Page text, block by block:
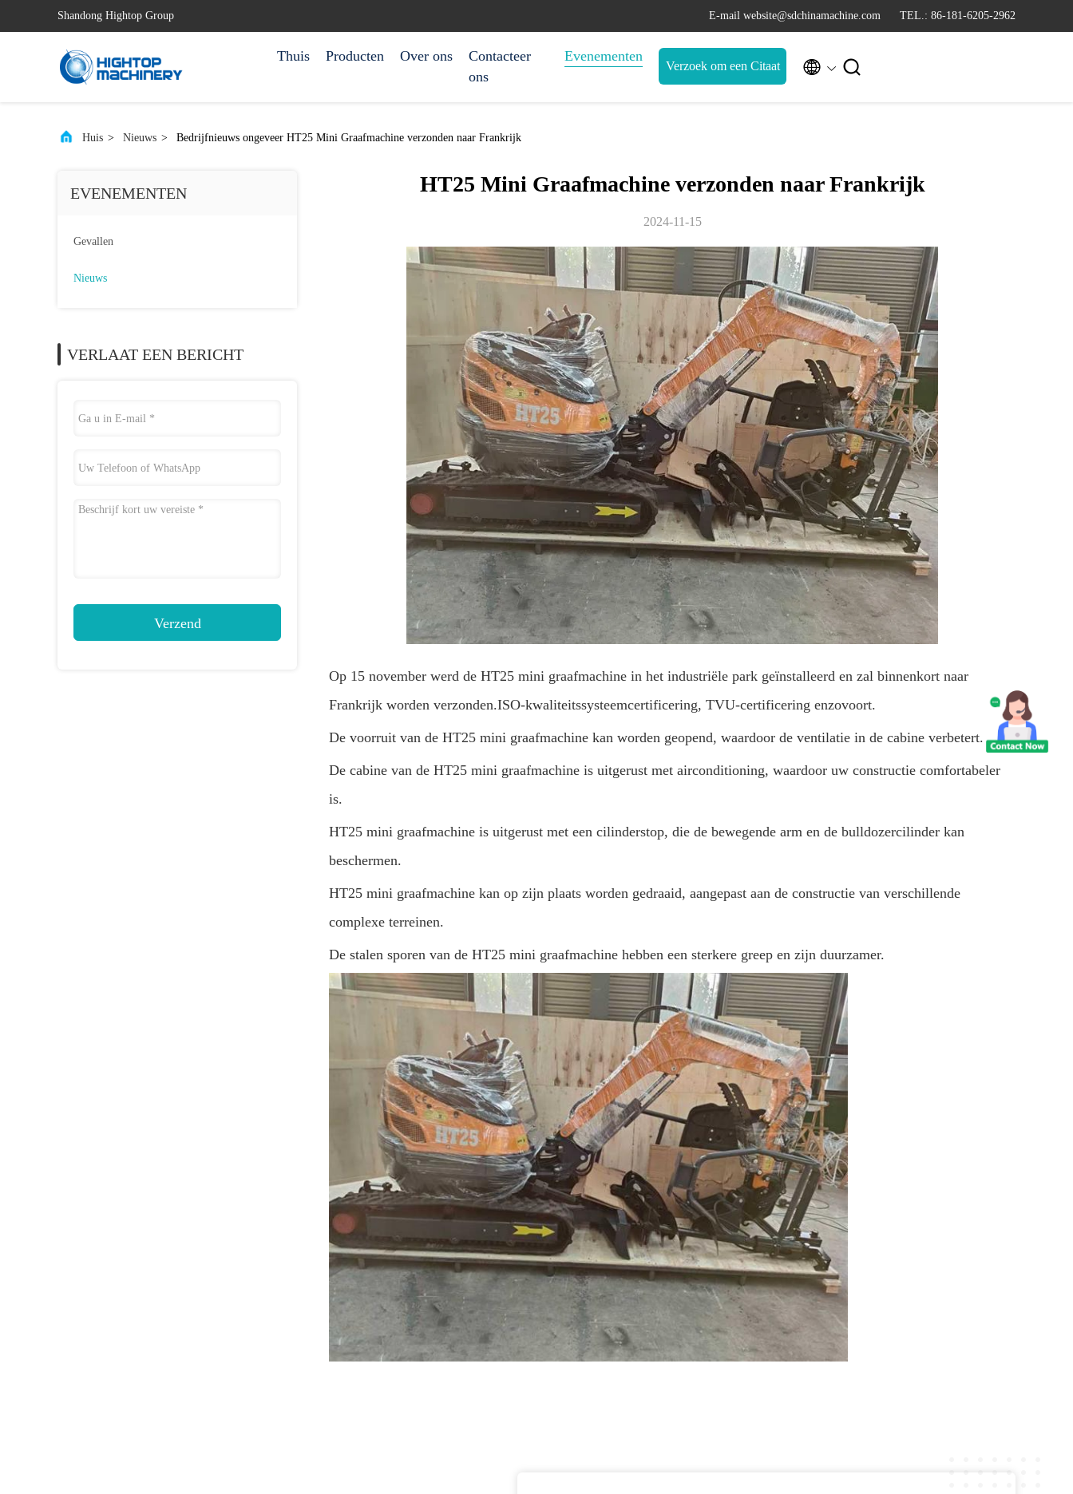
Shandong Hightop Group E-mail website@sdchinamachine.com TEL.: 86-181-6205-2962
Thuis Producten Over ons
Contacteer
ons
Evenementen
Verzoek om een Citaat  
Huis > Nieuws > Bedrijfnieuws ongeveer HT25 Mini Graafmachine verzonden naar Frankrijk
EVENEMENTEN
Gevallen
Nieuws
VERLAAT EEN BERICHT
Verzend
HT25 Mini Graafmachine verzonden naar Frankrijk
2024-11-15
Op 15 november werd de HT25 mini graafmachine in het industriële park geïnstalleerd en zal binnenkort naar
Frankrijk worden verzonden.ISO-kwaliteitssysteemcertificering, TVU-certificering enzovoort.
De voorruit van de HT25 mini graafmachine kan worden geopend, waardoor de ventilatie in de cabine verbetert.
De cabine van de HT25 mini graafmachine is uitgerust met airconditioning, waardoor uw constructie comfortabeler
is.
HT25 mini graafmachine is uitgerust met een cilinderstop, die de bewegende arm en de bulldozercilinder kan
beschermen.
HT25 mini graafmachine kan op zijn plaats worden gedraaid, aangepast aan de constructie van verschillende
complexe terreinen.
De stalen sporen van de HT25 mini graafmachine hebben een sterkere greep en zijn duurzamer.